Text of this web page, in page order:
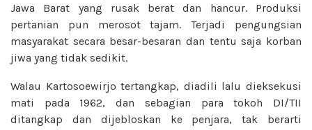
Jawa Barat yang rusak berat dan hancur. Produksi
pertanian pun merosot tajam. Terjadi pengungsian
masyarakat secara besar-besaran dan tentu saja korban
jiwa yang tidak sedikit.
Walau Kartosoewirjo tertangkap, diadili lalu dieksekusi
mati pada 1962, dan sebagian para tokoh DI/TII
ditangkap dan dijebloskan ke penjara, tak berarti